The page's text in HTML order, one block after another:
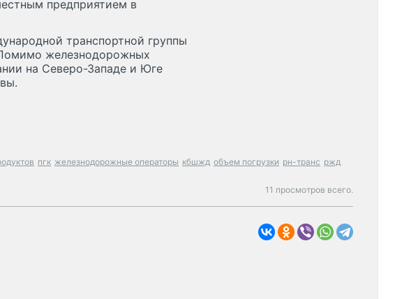
предприятием в
транспортной группы
железнодорожных
на Северо-Западе и Юге
пгк железнодорожные операторы кбшжд объем погрузки рн-транс ржд
11 просмотров всего.